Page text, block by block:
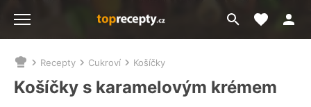
Přejít
na
Moje
Nacházíte
se
zde:
Recepty Cukroví Košíčky
Košíčky s karamelovým krémem